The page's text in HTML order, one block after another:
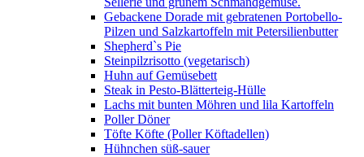
Gebackene Dorade mit gebratenen Portobello-
Pilzen und Salzkartoffeln mit Petersilienbutter
Shepherd`s Pie
Steinpilzrisotto (vegetarisch)
Huhn auf Gemüsebett
Steak in Pesto-Blätterteig-Hülle
Lachs mit bunten Möhren und lila Kartoffeln
Poller Döner
Töfte Köfte (Poller Köftadellen)
Hühnchen süß-sauer